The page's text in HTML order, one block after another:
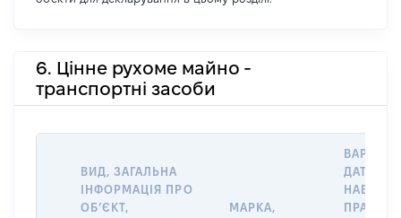
6. Цінне рухоме майно -
транспортні засоби
ВИД, ЗАГАЛЬНА
ІНФОРМАЦІЯ ПРО
ОБʼЄКТ,
МАРКА,
ДАТУ
НАБУТТЯ
ПРАВА